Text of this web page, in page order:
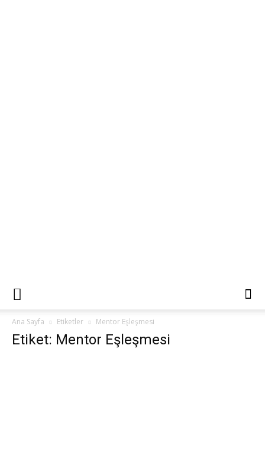
Ana Sayfa Etiketler Mentor Eşleşmesi
Etiket: Mentor Eşleşmesi